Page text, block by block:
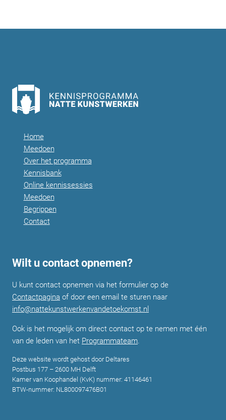
Home
Meedoen
Over het programma
Kennisbank
Online kennissessies
Meedoen
Begrippen
Contact
Wilt u contact opnemen?
U kunt contact opnemen via het formulier op de
Contactpagina of door een email te sturen naar
info@nattekunstwerkenvandetoekomst.nl
Ook is het mogelijk om direct contact op te nemen met één
van de leden van het Programmateam.
Deze website wordt gehost door Deltares
Postbus 177 – 2600 MH Delft
Kamer van Koophandel (KvK) nummer: 41146461
BTW-nummer: NL800097476B01